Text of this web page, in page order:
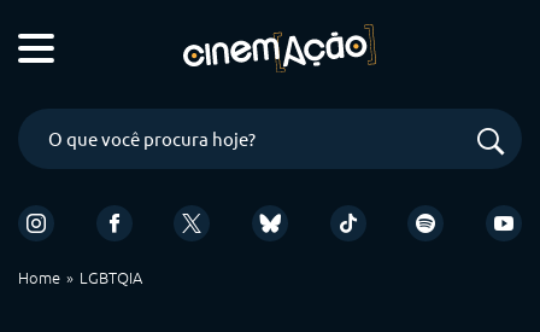
Home LGBTQIA